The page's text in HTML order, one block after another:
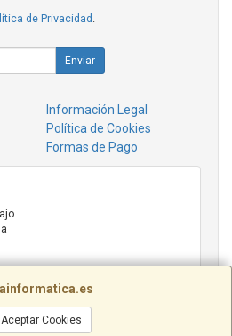
Aceptar Cookies
de Privacidad .
Enviar
Información Legal
Política de Cookies
Formas de Pago